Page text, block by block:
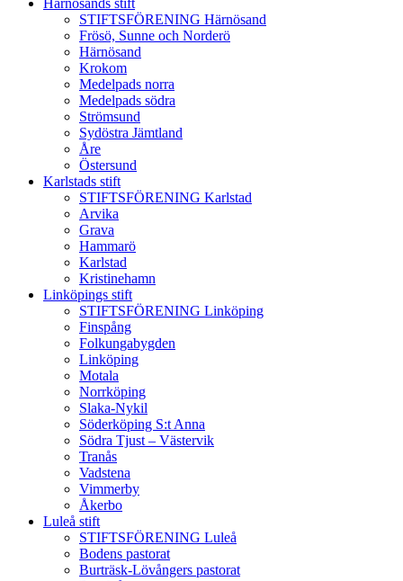
Härnösands stift
STIFTSFÖRENING Härnösand
Frösö, Sunne och Norderö
Härnösand
Krokom
Medelpads norra
Medelpads södra
Strömsund
Sydöstra Jämtland
Åre
Östersund
Karlstads stift
STIFTSFÖRENING Karlstad
Arvika
Grava
Hammarö
Karlstad
Kristinehamn
Linköpings stift
STIFTSFÖRENING Linköping
Finspång
Folkungabygden
Linköping
Motala
Norrköping
Slaka-Nykil
Söderköping S:t Anna
Södra Tjust – Västervik
Tranås
Vadstena
Vimmerby
Åkerbo
Luleå stift
STIFTSFÖRENING Luleå
Bodens pastorat
Burträsk-Lövångers pastorat